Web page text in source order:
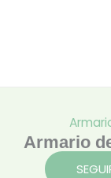
Armario